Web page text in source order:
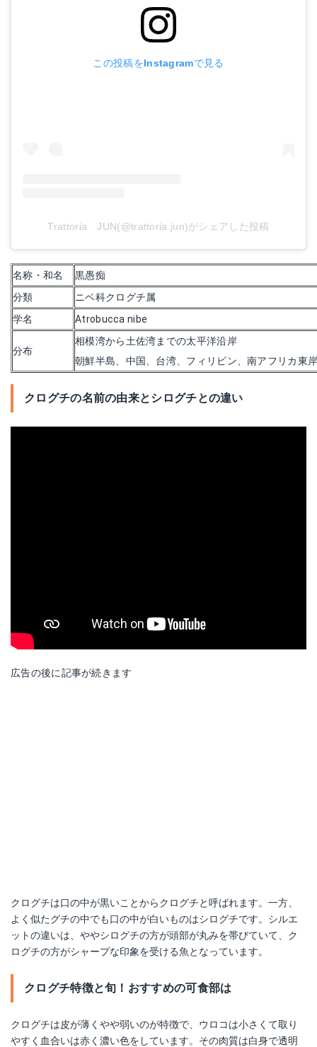
この投稿をInstagramで見る
Trattoria JUN(@trattoria.jun)がシェアした投稿
名称・和名
黒愚痴
分類
ニベ科クログチ属
学名
Atrobucca nibe
分布
相模湾から土佐湾までの太平洋沿岸
朝鮮半島、中国、台湾、フィリピン、南アフリカ東
クログチの名前の由来とシログチとの違い
広告の後に記事が続きます
クログチは口の中が黒いことからクログチと呼ばれます。一方、
よく似たグチの中でも口の中が白いものはシログチです。シルエ
ットの違いは、ややシログチの方が頭部が丸みを帯びていて、ク
ログチの方がシャープな印象を受ける魚となっています。
クログチ特徴と旬！おすすめの可食部は
クログチは皮が薄くやや弱いのが特徴で、ウロコは小さくて取り
やすく血合いは赤く濃い色をしています。その肉質は白身で透明